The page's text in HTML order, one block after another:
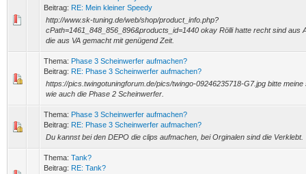
Beitrag: RE: Mein kleiner Speedy
http://www.sk-tuning.de/web/shop/product_info.php?
cPath=1461_848_856_896&products_id=1440 okay Rölli hatte recht sind aus
die aus VA gemacht mit genügend Zeit.
Thema: Phase 3 Scheinwerfer aufmachen?
Beitrag: RE: Phase 3 Scheinwerfer aufmachen?
https://pics.twingotuningforum.de/pics/twingo-09246235718-G7.jpg bitte meine
wie auch die Phase 2 Scheinwerfer.
Thema: Phase 3 Scheinwerfer aufmachen?
Beitrag: RE: Phase 3 Scheinwerfer aufmachen?
Du kannst bei den DEPO die clips aufmachen, bei Orginalen sind die Verklebt.
Thema: Tank?
Beitrag: RE: Tank?